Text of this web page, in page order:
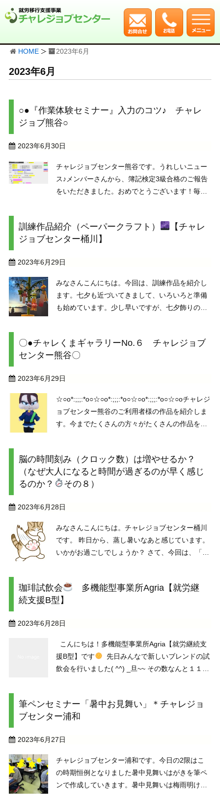
HOME 2023年6月
2023年6月
○●『作業体験セミナー』入力のコツ♪ チャレ
ジョブ熊谷○
2023年6月30日
チャレジョブセンター熊谷です。うれしいニュー
ス♪メンバーさんから、簿記検定3級合格のご報告
をいただきました。おめでとうございます！毎日
ちらのセミナーは他のセミナーとは違って、パソ
コンの個人作業 ...
訓練作品紹介（ペーパークラフト）
【チャレ
ジョブセンター桶川】
2023年6月29日
みなさんこんにちは。今回は、訓練作品を紹介し
ます。七夕も近づいてきまして、いろいろと準備
も始めています。少し早いですが、七夕飾りのペ
寧に作られているなあと感じました。あと1週間
ほどで七夕です。ど ...
〇●チャレくまギャラリーNo.６ チャレジョブ
センター熊谷〇
2023年6月29日
☆○o*:;;;:*o○☆○o*:;;;:*o○☆○o*:;;;:*o○☆○oチャレジ
ョブセンター熊谷のご利用者様の作品を紹介しま
す。今までたくさんの方々がたくさんの作品を作
定です ...
脳の時間刻み（クロック数）は増やせるか？
（なぜ大人になると時間が過ぎるのが早く感じ
るのか？
その８）
2023年6月28日
みなさんこんにちは。チャレジョブセンター桶川
です。 昨日から、蒸し暑いなあと感じています。
いかがお過ごしでしょうか？ さて、今回は、「な
数）のお話しです。 例えば急に転びそうになるな
ど、危ない！ ...
珈琲試飲会
多機能型事業所Agria【就労継
続支援B型】
2023年6月28日
こんにちは！多機能型事業所Agria【就労継続支
援B型】です
先日みんなで新しいブレンドの試
飲会を行いました( ^^) _旦~~ その数なんと１１
み比べすることでたく ...
筆ペンセミナー「暑中お見舞い」＊チャレジョ
ブセンター浦和
2023年6月27日
チャレジョブセンター浦和です。今日の2限はこ
の時期恒例となりました暑中見舞いはがきを筆ペ
ンで作成していきます。暑中見舞いは梅雨明けか